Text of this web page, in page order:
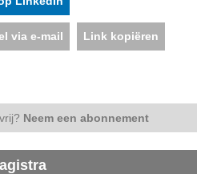
via e-mail Link kopiëren
Neem een abonnement